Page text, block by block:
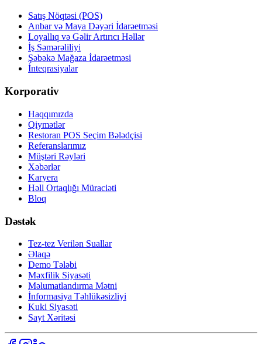
Satış Nöqtəsi (POS)
Anbar və Maya Dəyəri İdarəetməsi
Loyallıq və Gəlir Artırıcı Həllər
İş Səmərəliliyi
Şəbəkə Mağaza İdarəetməsi
İnteqrasiyalar
Korporativ
Haqqımızda
Qiymətlər
Restoran POS Seçim Bələdçisi
Referanslarımız
Müştəri Rəyləri
Xəbərlər
Karyera
Həll Ortaqlığı Müraciəti
Bloq
Dəstək
Tez-tez Verilən Suallar
Əlaqə
Demo Tələbi
Məxfilik Siyasəti
Məlumatlandırma Mətni
İnformasiya Təhlükəsizliyi
Kuki Siyasəti
Sayt Xəritəsi